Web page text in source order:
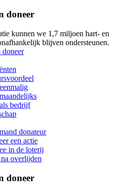
doneer
kunnen we 1,7 miljoen hart- en
blijven ondersteunen.
doneer
bedrijf
donateur
een actie
in de loterij
overlijden
doneer